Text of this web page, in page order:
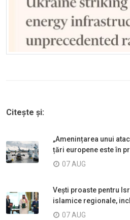
Citește și:
„Amenințarea unui
țări europene este în
07 AUG
Vești proaste pentru
islamice regionale,
07 AUG